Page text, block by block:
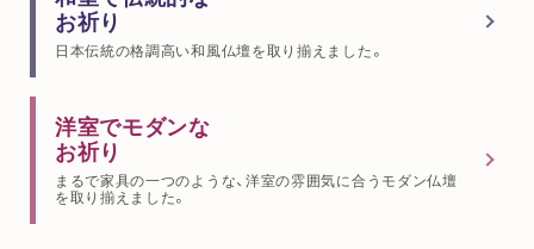
お祈り
日本伝統の格調高い和風仏壇を取り揃えました。
洋室でモダンな
お祈り
まるで家具の一つのような、洋室の雰囲気に合うモダン仏壇
を取り揃えました。